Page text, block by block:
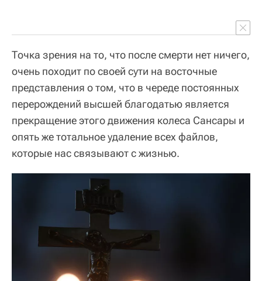
Точка зрения на то, что после смерти нет ничего,
очень походит по своей сути на восточные
представления о том, что в череде постоянных
перерождений высшей благодатью является
прекращение этого движения колеса Сансары и
опять же тотальное удаление всех файлов,
которые нас связывают с жизнью.